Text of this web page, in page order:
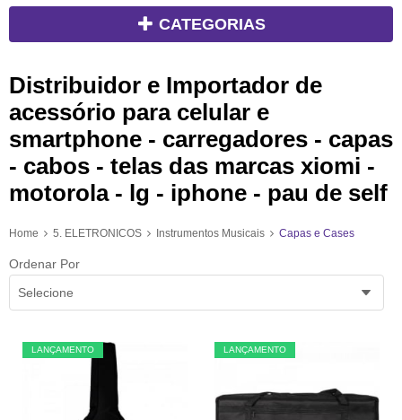
CATEGORIAS
Distribuidor e Importador de
acessório para celular e
smartphone - carregadores - capas
- cabos - telas das marcas xiomi -
motorola - lg - iphone - pau de self
Home 5. ELETRONICOS Instrumentos Musicais Capas e Cases
Ordenar Por
Selecione
LANÇAMENTO LANÇAMENTO